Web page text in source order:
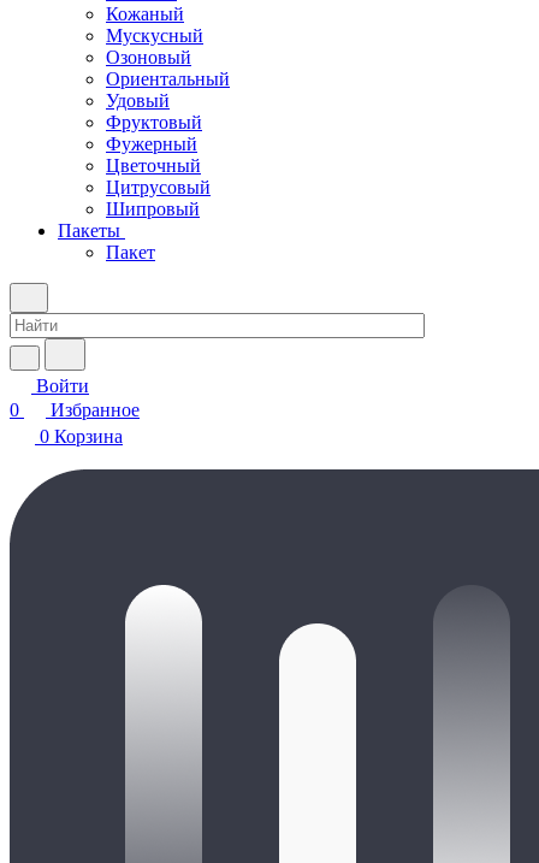
Кожаный
Мускусный
Озоновый
Ориентальный
Удовый
Фруктовый
Фужерный
Цветочный
Цитрусовый
Шипровый
Пакеты
Пакет
Войти
0
Избранное
0 Корзина